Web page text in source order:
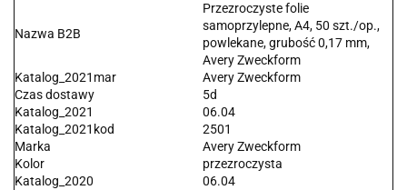
Nazwa B2B
Przezroczyste folie
samoprzylepne, A4, 50 szt./op.,
powlekane, grubość 0,17 mm,
Avery Zweckform
Katalog_2021mar
Avery Zweckform
Czas dostawy
5d
Katalog_2021
06.04
Katalog_2021kod
2501
Marka
Avery Zweckform
Kolor
przezroczysta
Katalog_2020
06.04